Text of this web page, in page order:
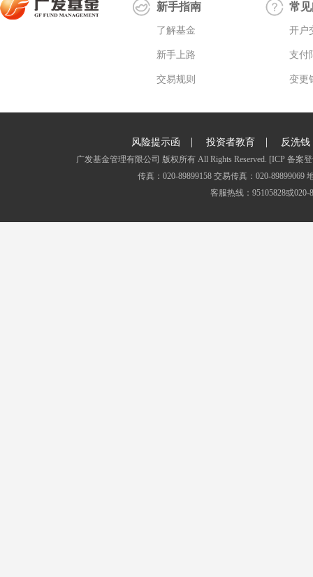
新手指南
了解基金
新手上路
交易规则
常
开户
支付
变更
风险提示函 | 投资者教育 | 反洗钱
广发基金管理有限公司 版权所有 All Rights Reserved. [ICP 备案
传真：020-89899158 交易传真：020-
客服热线：95105828或020-